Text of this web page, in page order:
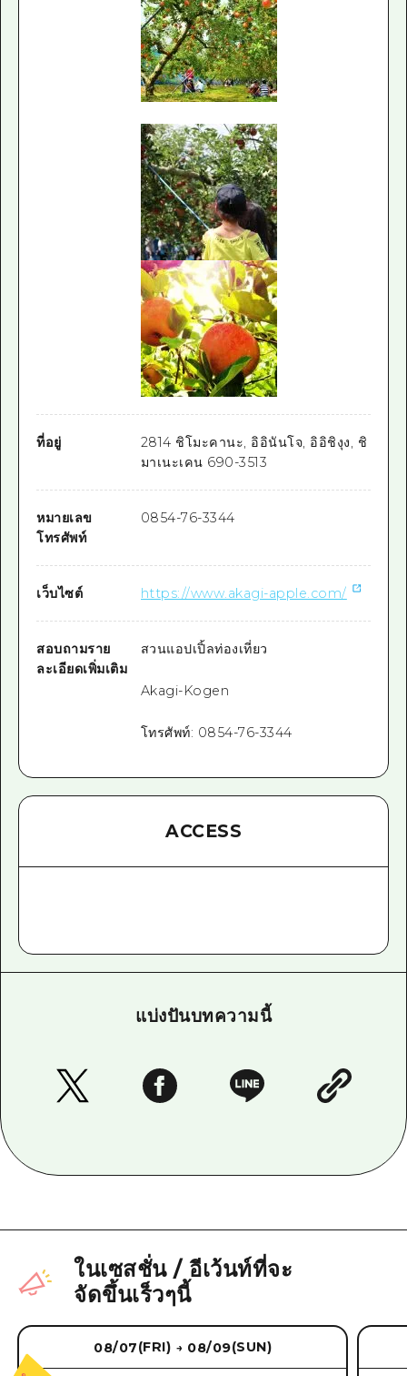
ที่อยู่
2814 ชิโมะคานะ, อิอินันโจ, อิอิชิงุง, ชิ
มาเนะเคน 690-3513
หมายเลข
โทรศัพท์
0854-76-3344
เว็บไซต์ https://www.akagi-apple.com/
สอบถามราย
ละเอียดเพิ่มเติม
สวนแอปเปิ้ลท่องเที่ยว
Akagi-Kogen
โทรศัพท์: 0854-76-3344
ACCESS
แบ่งปันบทความนี้
ในเซสชั่น/ อีเว้นท์ที่จะ
จัดขึ้นเร็วๆนี้
08/07(FRI) → 08/09(SUN)